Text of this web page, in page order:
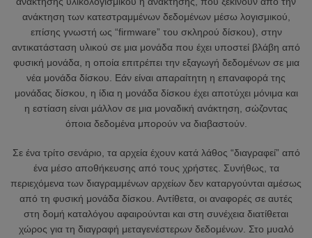
ανάκτηση των κατεστραμμένων δεδομένων μέσω λογισμικού,
επίσης γνωστή ως “firmware” του σκληρού δίσκου), στην
αντικατάσταση υλικού σε μια μονάδα που έχει υποστεί βλάβη από
φυσική μονάδα, η οποία επιτρέπει την εξαγωγή δεδομένων σε μια
νέα μονάδα δίσκου. Εάν είναι απαραίτητη η επαναφορά της
μονάδας δίσκου, η ίδια η μονάδα δίσκου έχει αποτύχει μόνιμα και
η εστίαση είναι μάλλον σε μια μοναδική ανάκτηση, σώζοντας
όποια δεδομένα μπορούν να διαβαστούν.
Σε ένα τρίτο σενάριο, τα αρχεία έχουν κατά λάθος “διαγραφεί” από
ένα μέσο αποθήκευσης από τους χρήστες. Συνήθως, τα
περιεχόμενα των διαγραμμένων αρχείων δεν καταργούνται αμέσως
από τη φυσική μονάδα δίσκου. Αντίθετα, οι αναφορές σε αυτές
στη δομή καταλόγου αφαιρούνται και στη συνέχεια διατίθεται
χώρος για τη διαγραφή μεταγενέστερων δεδομένων. Στο μυαλό